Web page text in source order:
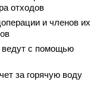
отходов
и членов их
ведут с помощью
за горячую воду